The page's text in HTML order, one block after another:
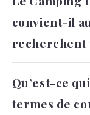
baignade,
Drôme. Le
convient-il
recherchent
Oui, le
qui
verdoyants,
Qu’est-ce
termes de